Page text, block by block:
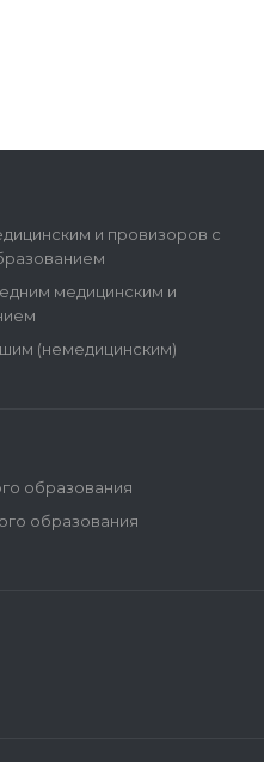
и провизоров с
медицинским и
(немедицинским)
образования
образования